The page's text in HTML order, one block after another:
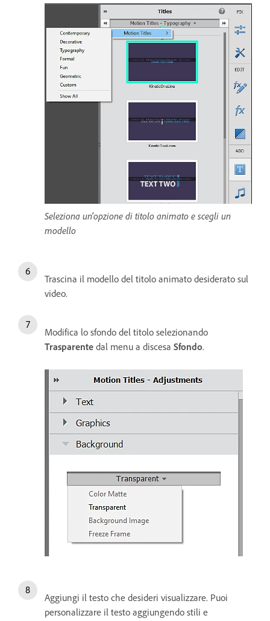
Seleziona un'opzione di titolo animato e scegli un
modello
Trascina il modello del titolo animato desiderato sul
video.
Modifica lo sfondo del titolo selezionando
Trasparente dal menu a discesa Sfondo.
Aggiungi il testo che desideri visualizzare. Puoi
personalizzare il testo aggiungendo stili e